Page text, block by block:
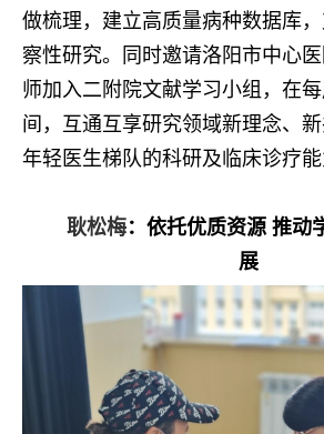
做梳理，建立高质量病种数据库
察性研究。同时邀请洛阳市中心
师加入二附院文献学习小组，在
间，互通互享研究领域新理念、
年轻医生梯队的科研及临床诊疗能
耿松梅：依托优质资源 推动
展